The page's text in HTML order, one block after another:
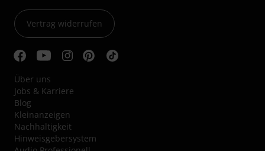
Vertrag widerrufen
Über uns
Jobs & Karriere
Blog
Kleinanzeigen
Nachhaltigkeit
Hinweisgebersystem